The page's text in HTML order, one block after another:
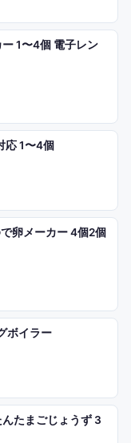
1〜4個 電子レン
応 1〜4個
卵メーカー 4個2個
ボイラー
たまごじょうず 3